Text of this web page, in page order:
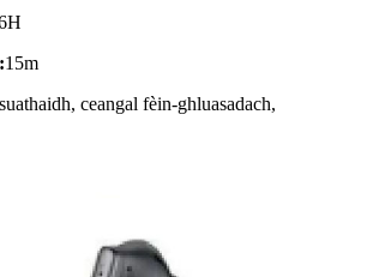
15m
ceangal fèin-ghluasadach,